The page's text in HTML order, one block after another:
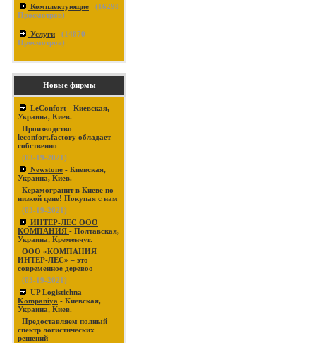
Комплектующие (16290
Просмотров)
Услуги (14870
Просмотров)
Новые фирмы
LeConfort - Киевская,
Украина, Киев.
Производство
leconfort.factory обладает
собственно
(03-19-2021)
Newstone - Киевская,
Украина, Киев.
Керамогранит в Киеве по
низкой цене! Покупая с нам
(03-19-2021)
ИНТЕР-ЛЕС ООО
КОМПАНИЯ - Полтавская,
Украина, Кременчуг.
ООО «КОМПАНИЯ
ИНТЕР-ЛЕС» – это
современное деревоо
(03-19-2021)
UP Logistichna
Kompaniya - Киевская,
Украина, Киев.
Предоставляем полный
спектр логистических
решений